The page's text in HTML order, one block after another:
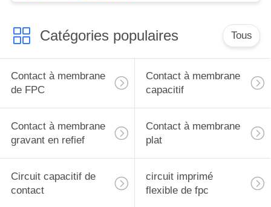
Catégories populaires Tous
Contact à membrane
de FPC
Contact à membrane
capacitif
Contact à membrane
gravant en refief
Contact à membrane
plat
Circuit capacitif de
contact
circuit imprimé
flexible de fpc